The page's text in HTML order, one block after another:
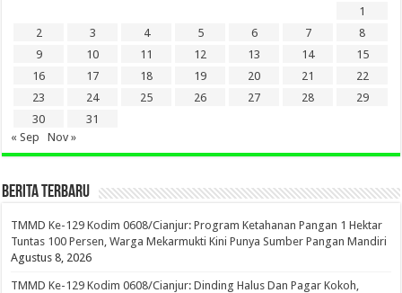
1
2
3 4 5 6 7
8
9
10 11 12 13 14
15
16
17 18 19 20 21
22
23
24 25 26 27 28
29
30
31
« Sep
Nov »
BERITA TERBARU
TMMD Ke-129 Kodim 0608/Cianjur: Program Ketahanan Pangan 1 Hektar
Tuntas 100 Persen, Warga Mekarmukti Kini Punya Sumber Pangan Mandiri
Agustus 8, 2026
TMMD Ke-129 Kodim 0608/Cianjur: Dinding Halus Dan Pagar Kokoh,